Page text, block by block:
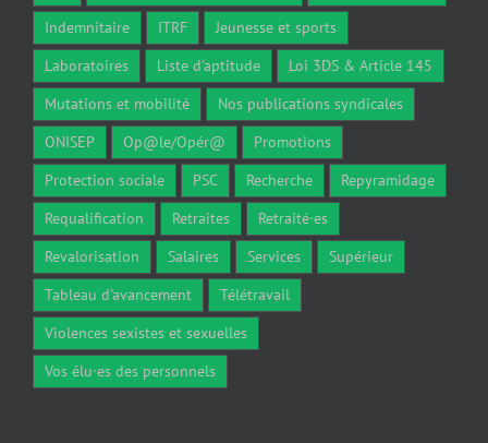
Indemnitaire
ITRF
Jeunesse et sports
Laboratoires
Liste d'aptitude
Loi 3DS & Article 145
Mutations et mobilité
Nos publications syndicales
ONISEP
Op@le/Opér@
Promotions
Protection sociale
PSC Recherche
Repyramidage
Requalification
Retraites
Retraité·es
Revalorisation
Salaires Services
Supérieur
Tableau d'avancement
Télétravail
Violences sexistes et sexuelles
Vos élu·es des personnels